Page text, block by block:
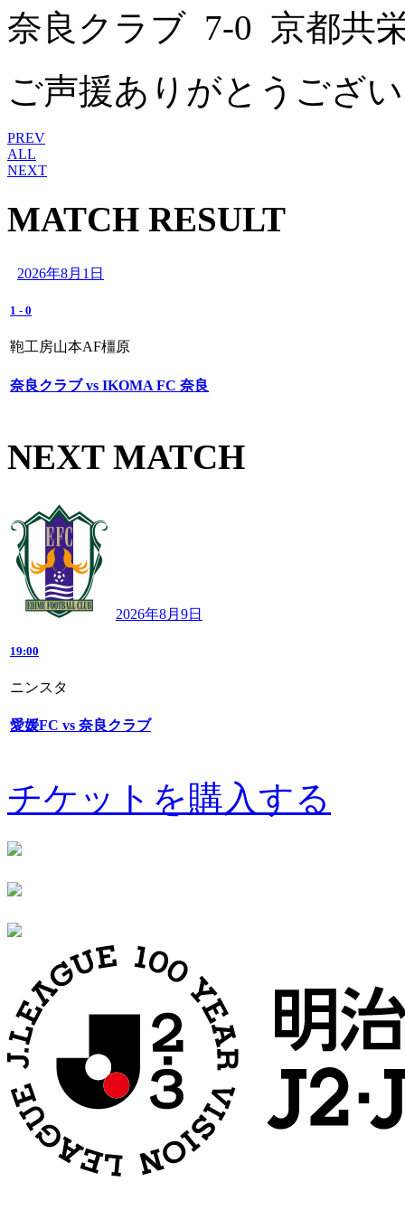
奈良クラブ 7-0 京都共
ご声援ありがとうござ
PREV
ALL
NEXT
MATCH RESULT
2026年8月1日
1 - 0
鞄工房山本AF橿原
奈良クラブ vs IKOMA FC 奈良
NEXT MATCH
2026年8月9日
19:00
ニンスタ
愛媛FC vs 奈良クラブ
チケットを購入する